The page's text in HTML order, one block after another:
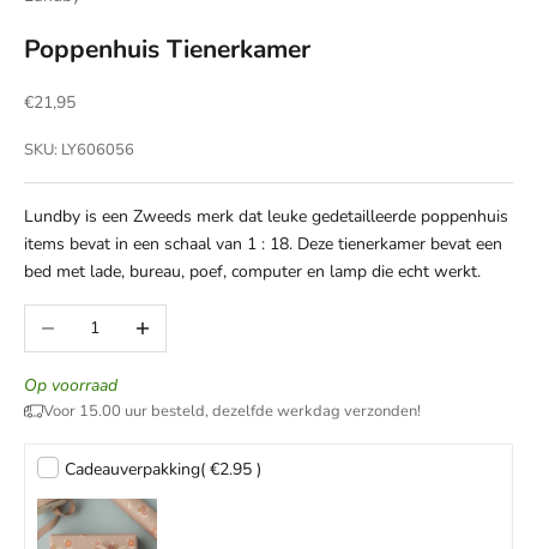
Poppenhuis Tienerkamer
Aanbiedingsprijs
€21,95
SKU: LY606056
Lundby is een Zweeds merk dat leuke gedetailleerde poppenhuis
items bevat in een schaal van 1 : 18. Deze tienerkamer bevat een
bed met lade, bureau, poef, computer en lamp die echt werkt.
Aantal verlagenAantal verhogen
Op voorraad
Voor 15.00 uur besteld, dezelfde werkdag verzonden!
Cadeauverpakking( €2.95 )